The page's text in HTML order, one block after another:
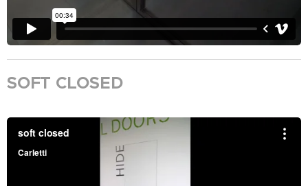
SOFT CLOSED